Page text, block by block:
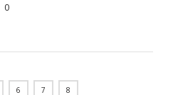
0
6 7 8